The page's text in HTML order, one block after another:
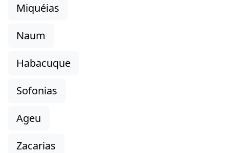
Miquéias
Naum
Habacuque
Sofonias
Ageu
Zacarias